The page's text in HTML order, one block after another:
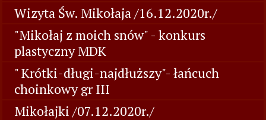
Wizyta Św. Mikołaja /16.12.2020r./
"Mikołaj z moich snów" - konkurs
plastyczny MDK
" Krótki-długi-najdłuższy"- łańcuch
choinkowy gr III
Mikołajki /07.12.2020r./